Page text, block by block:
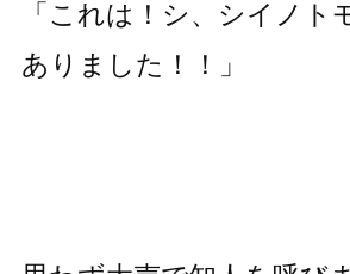
「これは！シ、シイノト
ありました！！」